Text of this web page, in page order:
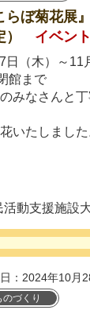
らぼ菊花
イベン
（木）～11
館まで
みなさんと
いたしました
動支援施設
：2024年10月
のづくり